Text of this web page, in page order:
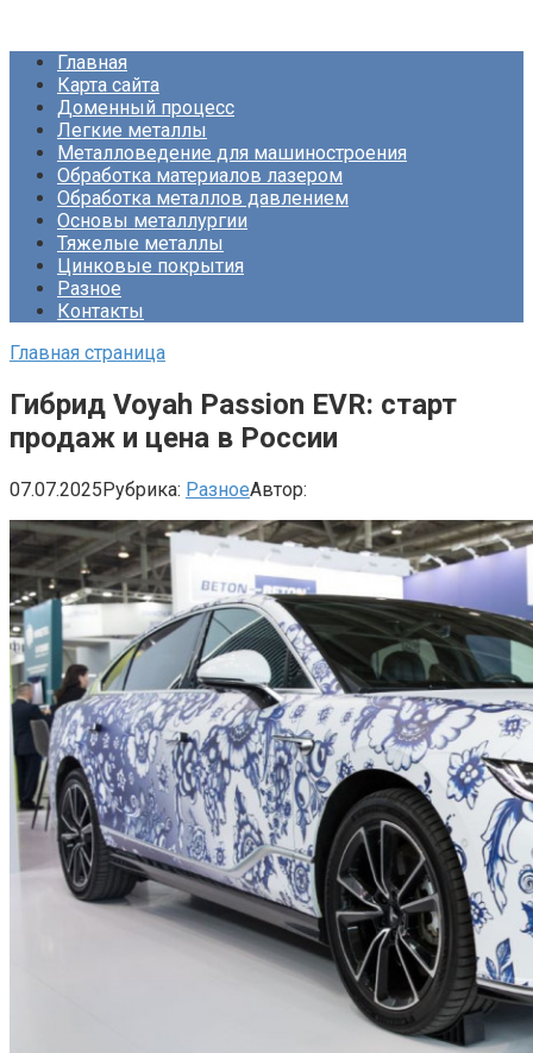
контентуГлавная
Карта сайта
Доменный процесс
Легкие металлы
Металловедение для машиностроения
Обработка материалов лазером
Обработка металлов давлением
Основы металлургии
Тяжелые металлы
Цинковые покрытия
Разное
Контакты
Главная страница
Гибрид Voyah Passion EVR: старт
продаж и цена в России
07.07.2025Рубрика: РазноеАвтор: